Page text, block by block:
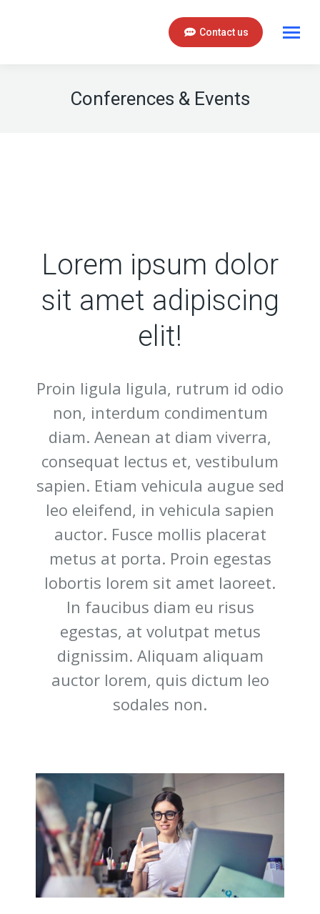
Contact us
Conferences & Events
Lorem ipsum dolor
sit amet adipiscing
elit!
Proin ligula ligula, rutrum id odio
non, interdum condimentum
diam. Aenean at diam viverra,
consequat lectus et, vestibulum
sapien. Etiam vehicula augue sed
leo eleifend, in vehicula sapien
auctor. Fusce mollis placerat
metus at porta. Proin egestas
lobortis lorem sit amet laoreet.
In faucibus diam eu risus
egestas, at volutpat metus
dignissim. Aliquam aliquam
auctor lorem, quis dictum leo
sodales non.